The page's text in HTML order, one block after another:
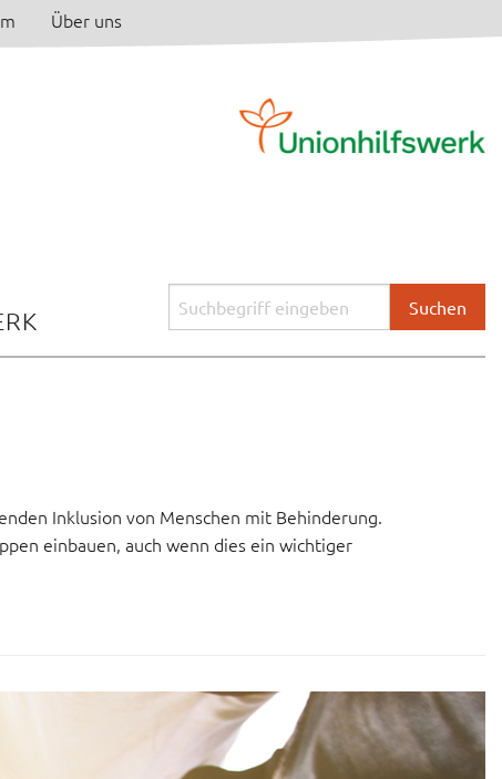
Über uns
Inklusion von Menschen mit Behinderung.
einbauen, auch wenn dies ein wichtiger